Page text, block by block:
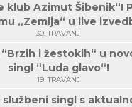
klub Azimut Šibenik“!
„Zemlja“ u live
30. TRAVANJ
i žestokih“ u
singl “Luda glavo“!
19. TRAVANJ
službeni singl s